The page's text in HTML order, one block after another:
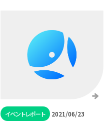
2021/06/23